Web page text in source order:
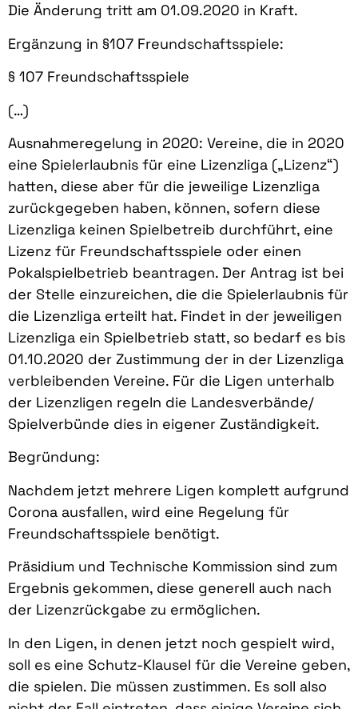
Die Änderung tritt am 01.09.2020 in Kraft.
Ergänzung in §107 Freundschaftsspiele:
§ 107 Freundschaftsspiele
(…)
Ausnahmeregelung in 2020: Vereine, die in 2020
eine Spielerlaubnis für eine Lizenzliga („Lizenz“)
hatten, diese aber für die jeweilige Lizenzliga
zurückgegeben haben, können, sofern diese
Lizenzliga keinen Spielbetreib durchführt, eine
Lizenz für Freundschaftsspiele oder einen
Pokalspielbetrieb beantragen. Der Antrag ist bei
der Stelle einzureichen, die die Spielerlaubnis für
die Lizenzliga erteilt hat. Findet in der jeweiligen
Lizenzliga ein Spielbetrieb statt, so bedarf es bis
01.10.2020 der Zustimmung der in der Lizenzliga
verbleibenden Vereine. Für die Ligen unterhalb
der Lizenzligen regeln die Landesverbände/
Spielverbünde dies in eigener Zuständigkeit.
Begründung:
Nachdem jetzt mehrere Ligen komplett aufgrund
Corona ausfallen, wird eine Regelung für
Freundschaftsspiele benötigt.
Präsidium und Technische Kommission sind zum
Ergebnis gekommen, diese generell auch nach
der Lizenzrückgabe zu ermöglichen.
In den Ligen, in denen jetzt noch gespielt wird,
soll es eine Schutz-Klausel für die Vereine geben,
die spielen. Die müssen zustimmen. Es soll also